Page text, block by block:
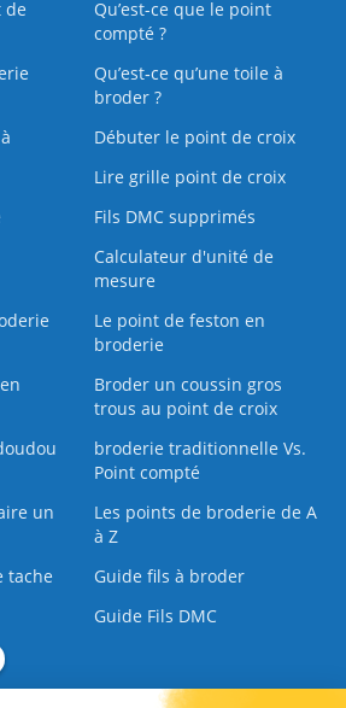
de
Qu’est-ce que le point
compté ?
Qu’est‑ce qu’une toile à
broder ?
Débuter le point de croix
Lire grille point de croix
Fils DMC supprimés
Calculateur d'unité de
mesure
Le point de feston en
broderie
Broder un coussin gros
trous au point de croix
broderie traditionnelle Vs.
Point compté
un
Les points de broderie de A
à Z
tache
Guide fils à broder
Guide Fils DMC